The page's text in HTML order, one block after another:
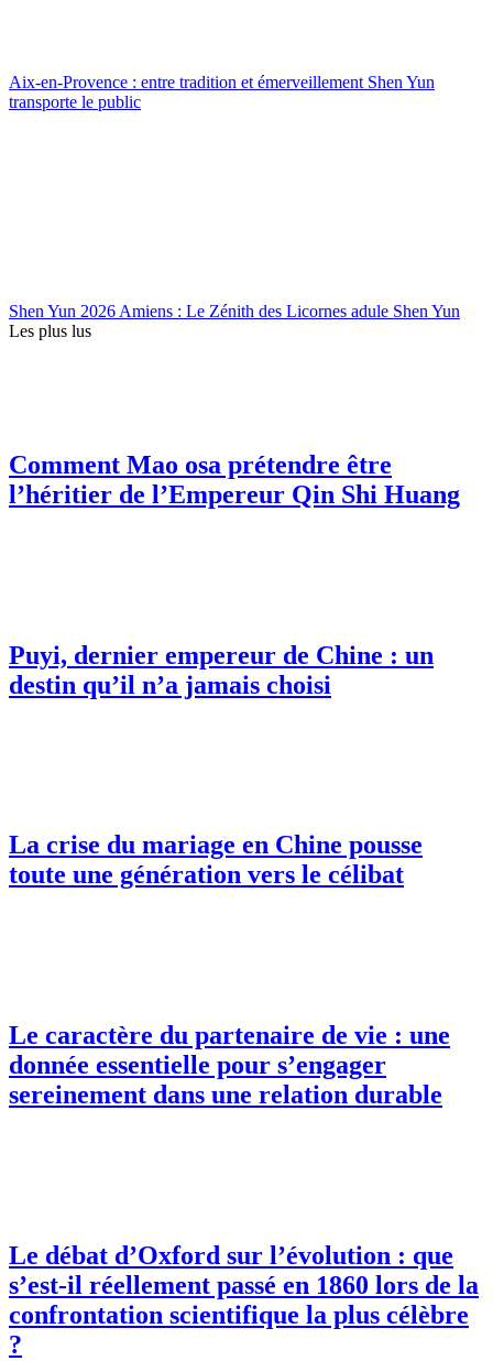
Aix-en-Provence : entre tradition et émerveillement Shen Yun
transporte le public
Shen Yun 2026 Amiens : Le Zénith des Licornes adule Shen Yun
Les plus lus
Comment Mao osa prétendre être
l’héritier de l’Empereur Qin Shi Huang
Puyi, dernier empereur de Chine : un
destin qu’il n’a jamais choisi
La crise du mariage en Chine pousse
toute une génération vers le célibat
Le caractère du partenaire de vie : une
donnée essentielle pour s’engager
sereinement dans une relation durable
Le débat d’Oxford sur l’évolution : que
s’est-il réellement passé en 1860 lors de la
confrontation scientifique la plus célèbre
?